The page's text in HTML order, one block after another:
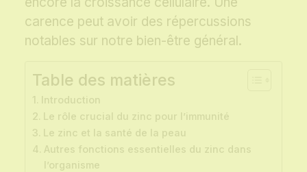
carence peut avoir des répercussions
notables sur notre bien-être général.
Table des matières
Introduction
Le rôle crucial du zinc pour l’immunité
Le zinc et la santé de la peau
Autres fonctions essentielles du zinc dans
l’organisme